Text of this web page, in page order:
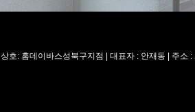
상호: 홈데이바스성북구지점 | 대표자 : 안재동 | 주